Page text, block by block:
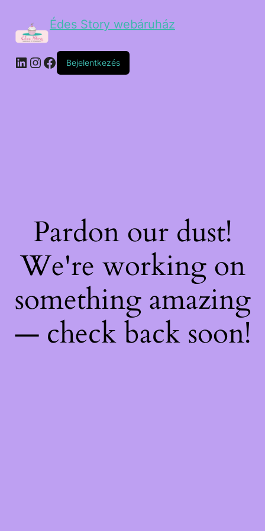
Édes Story webáruház
Bejelentkezés
Pardon our dust!
We're working on
something amazing
— check back soon!